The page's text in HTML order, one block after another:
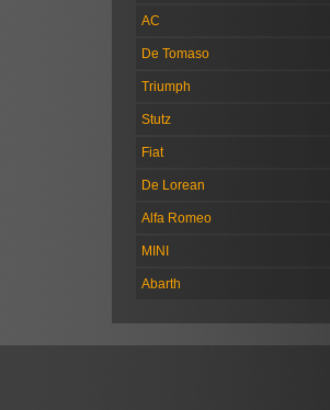
AC
De Tomaso
Triumph
Stutz
Fiat
De Lorean
Alfa Romeo
MINI
Abarth